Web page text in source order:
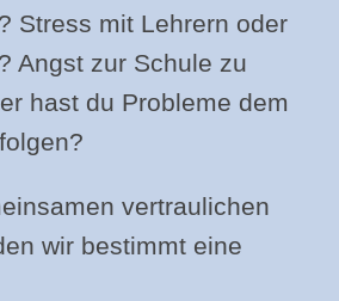
Stress mit Lehrern oder
Angst zur Schule zu
hast du Probleme dem
vertraulichen
wir bestimmt eine